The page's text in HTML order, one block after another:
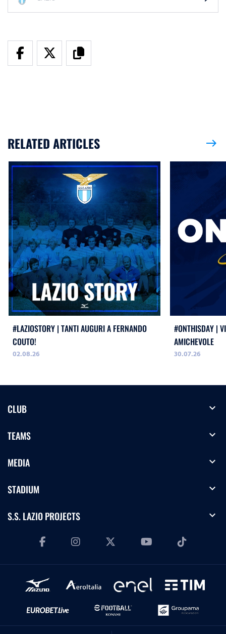
RELATED ARTICLES east
#LAZIOSTORY | TANTI AUGURI A FERNANDO
COUTO!
02.08.26
#ONTHISDAY |
AMICHEVOLE
30.07.26
CLUB expand_more
TEAMS expand_more
MEDIA expand_more
STADIUM expand_more
S.S. LAZIO PROJECTS expand_more